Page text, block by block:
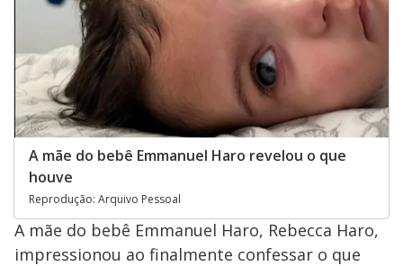
A mãe do bebê Emmanuel Haro revelou o que
houve
Reprodução: Arquivo Pessoal
A mãe do bebê Emmanuel Haro, Rebecca Haro,
impressionou ao finalmente confessar o que